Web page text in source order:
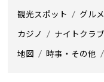
観光スポット グルメ
カジノ ナイトクラブ
地図 時事・その他